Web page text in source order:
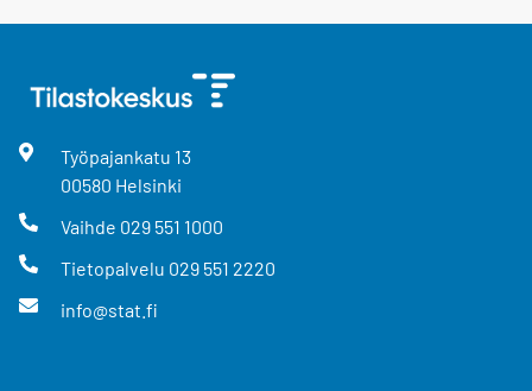
Työpajankatu 13
00580 Helsinki
Vaihde 029 551 1000
Tietopalvelu 029 551 2220
info@stat.fi